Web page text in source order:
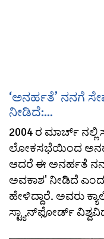
‘ಅನರ್ಹತೆ’ ನನಗೆ
ನೀಡಿದೆ:...
2004 ರ ಮಾರ್ಚ್ ನಲ್ಲಿ
ಲೋಕಸಭೆಯಿಂದ
ಆದರೆ ಈ ಅನರ್ಹತೆ
ಅವಕಾಶ' ನೀಡಿದೆ
ಹೇಳಿದ್ದಾರೆ. ಅವರು
ಸ್ಟ್ಯಾನ್‌ಫೋರ್ಡ್